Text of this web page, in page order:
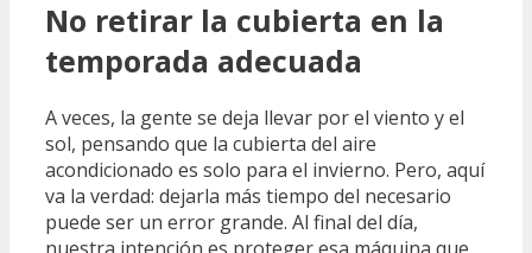
No retirar la cubierta en la
temporada adecuada
A veces, la gente se deja llevar por el viento y el
sol, pensando que la cubierta del aire
acondicionado es solo para el invierno. Pero, aquí
va la verdad: dejarla más tiempo del necesario
puede ser un error grande. Al final del día,